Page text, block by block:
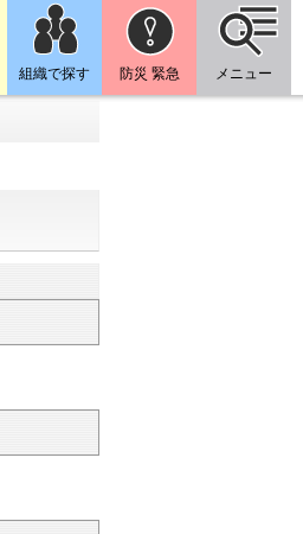
組織で探す 防災 緊急 メニュー